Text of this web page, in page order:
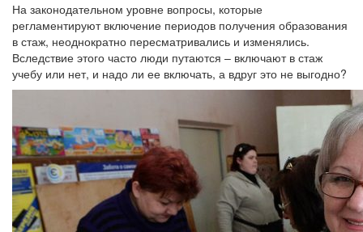
На законодательном уровне вопросы, которые
регламентируют включение периодов получения образования
в стаж, неоднократно пересматривались и изменялись.
Вследствие этого часто люди путаются – включают в стаж
учебу или нет, и надо ли ее включать, а вдруг это не выгодно?